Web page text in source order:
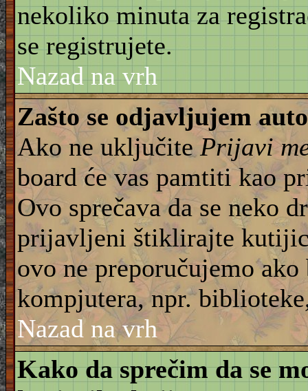
nekoliko minuta za
se registrujete.
Nazad na vrh
Zašto se odjavljujem
Ako ne uključitePrijavi
board će vas pamtiti kao
Ovo sprečava da se neko
prijavljeni štiklirajte
ovo ne preporučujemo
kompjutera, npr.
Nazad na vrh
Kako da sprečim da se